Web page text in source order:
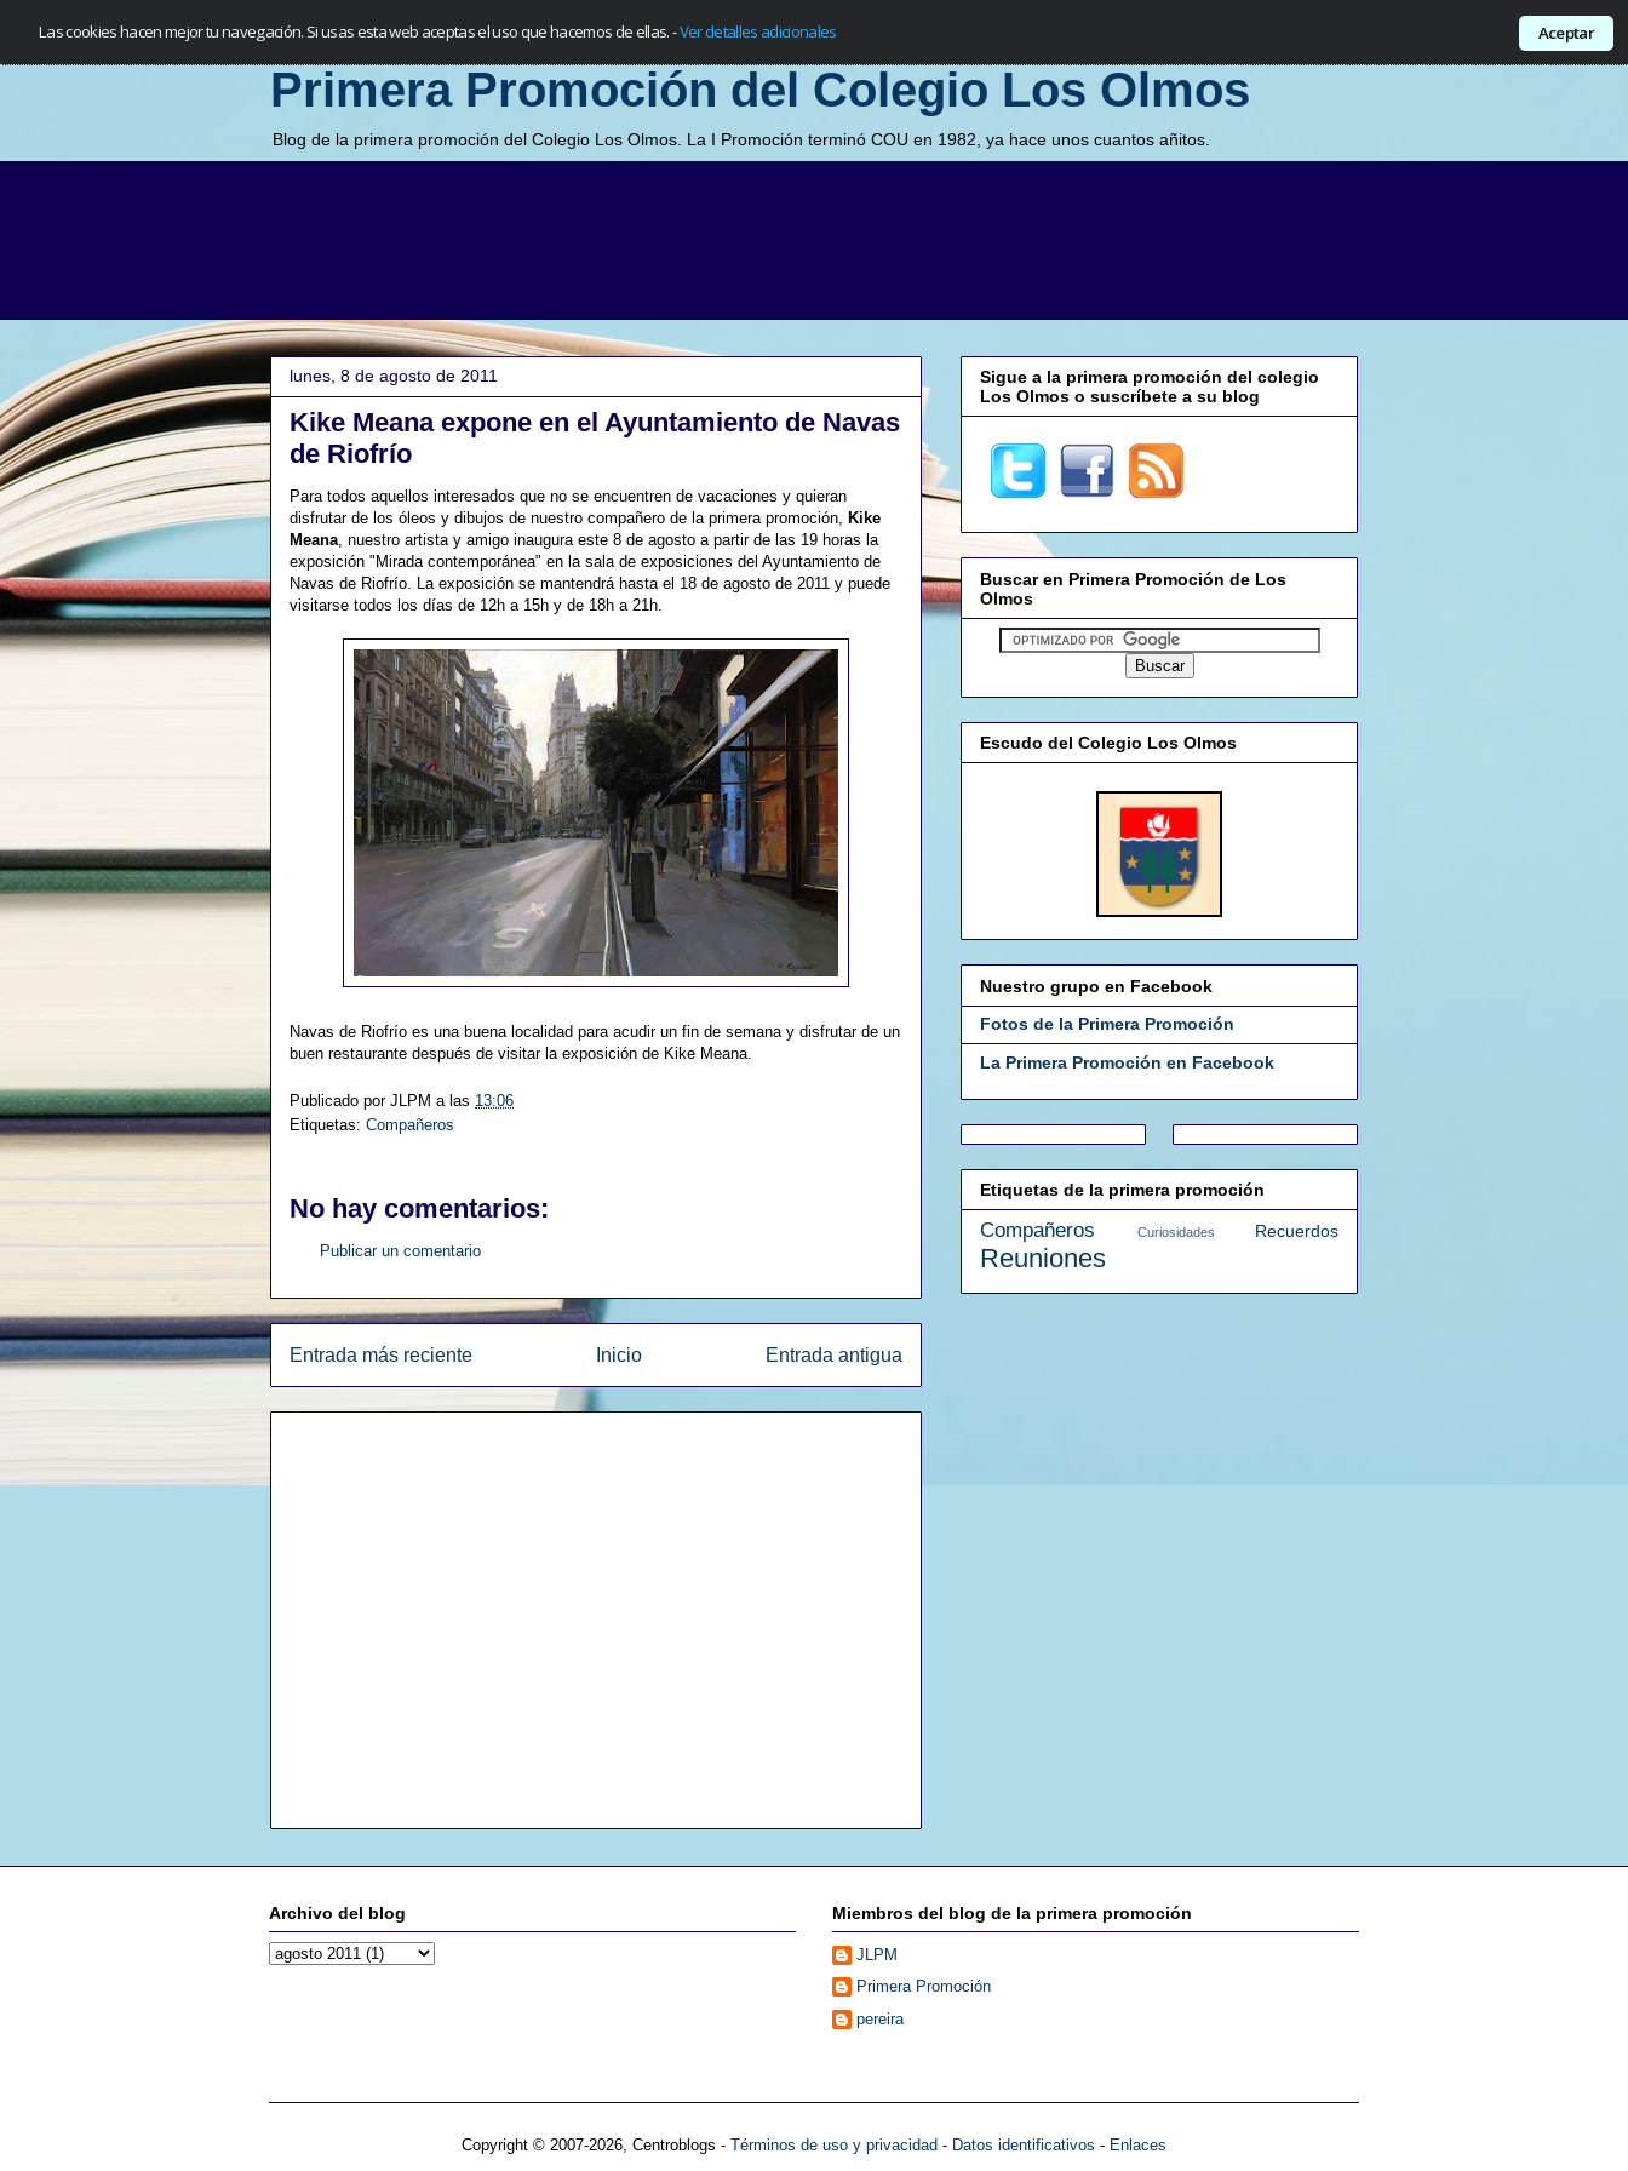
Las cookies hacen mejor tu navegación. Si usas esta web aceptas el uso que hacemos de ellas.-Ver detalles adicionales Aceptar
Primera Promoción del Colegio Los Olmos
Blog de la primera promoción del Colegio Los Olmos. La I Promoción terminó COU en 1982, ya hace unos cuantos añitos.
lunes, 8 de agosto de 2011
Kike Meana expone en el Ayuntamiento de Navas
de Riofrío
Para todos aquellos interesados que no se encuentren de vacaciones y quieran
disfrutar de los óleos y dibujos de nuestro compañero de la primera promoción, Kike
Meana, nuestro artista y amigo inaugura este 8 de agosto a partir de las 19 horas la
exposición "Mirada contemporánea" en la sala de exposiciones del Ayuntamiento de
Navas de Riofrío. La exposición se mantendrá hasta el 18 de agosto de 2011 y puede
visitarse todos los días de 12h a 15h y de 18h a 21h.
Navas de Riofrío es una buena localidad para acudir un fin de semana y disfrutar de un
buen restaurante después de visitar la exposición de Kike Meana.
Publicado por JLPM a las 13:06
Etiquetas: Compañeros
No hay comentarios:
Publicar un comentario
Entrada más reciente Entrada antigua
Inicio
Sigue a la primera promoción del colegio
Los Olmos o suscríbete a su blog
Buscar en Primera Promoción de Los
Olmos
Escudo del Colegio Los Olmos
Nuestro grupo en Facebook
Fotos de la Primera Promoción
La Primera Promoción en Facebook
Etiquetas de la primera promoción
Compañeros Curiosidades Recuerdos
Reuniones
Archivo del blog Miembros del blog de la primera promoción
JLPM
Primera Promoción
pereira
Copyright © 2007-2026, Centroblogs - Términos de uso y privacidad - Datos identificativos - Enlaces